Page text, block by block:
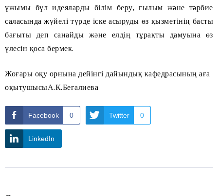
ұжымы бұл идеяларды білім беру, ғылым және тәрбие
саласында жүйелі түрде іске асыруды өз қызметінің басты
бағыты деп санайды және елдің тұрақты дамуына өз
үлесін қоса бермек.
Жоғары оқу орнына дейінгі дайындық кафедрасының аға
оқытушысыА.К.Бегалиева
Facebook 0 Twitter 0
LinkedIn